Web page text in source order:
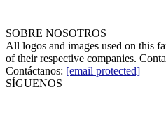
SOBRE NOSOTROS
All logos and images used on this
of their respective companies.
Contáctanos: [email protected]
SÍGUENOS